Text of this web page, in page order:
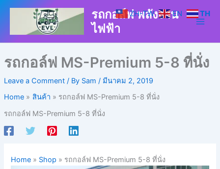
รถกอล์ฟ พลังงาน
ไฟฟ้า
รถกอล์ฟ MS-Premium 5-8 ที่นั่ง
Leave a Comment / By Sam / มีนาคม 2, 2019
Home
สินค้า
รถกอล์ฟ MS-Premium 5-8 ที่นั่ง
รถกอล์ฟ MS-Premium 5-8 ที่นั่ง
Home » Shop » รถกอล์ฟ MS-Premium 5-8 ที่นั่ง
ZH-TW EN TH